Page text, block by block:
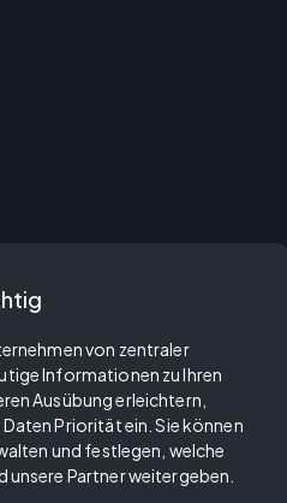
von zentraler
Informationen zu Ihren
Ausübung erleichtern,
Priorität ein. Sie können
und festlegen, welche
unsere Partner weitergeben.